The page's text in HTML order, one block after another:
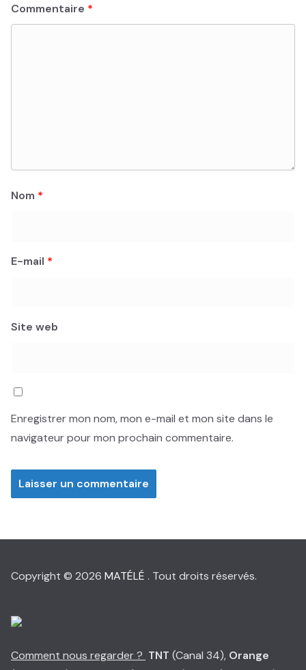
Commentaire *
Nom *
E-mail *
Site web
Enregistrer mon nom, mon e-mail et mon site dans le
navigateur pour mon prochain commentaire.
Copyright © 2026 MATÉLÉ . Tout droits réservés.
Comment nous regarder ? TNT (Canal 34), Orange